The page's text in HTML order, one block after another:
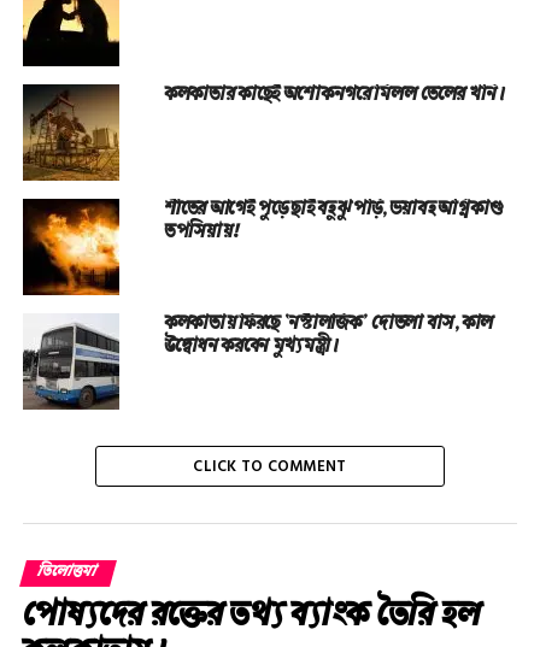
কলকাতার কাছেই অশোকনগরে মিলল তেলের খনি।
শীতের আগেই পুড়ে ছাই বহু ঝুপড়ি, ভয়াবহ অগ্নিকাণ্ড
তপসিয়ায়!
কলকাতায় ফিরছে ‘নস্টালজিক’ দোতলা বাস, কাল
উদ্বোধন করবেন মুখ্যমন্ত্রী।
CLICK TO COMMENT
তিলোত্তমা
পোষ্যদের রক্তের তথ্য ব্যাংক তৈরি হল